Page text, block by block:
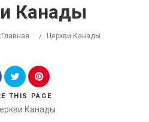
Канады
Главная / Церкви Канады
THIS PAGE
Канады